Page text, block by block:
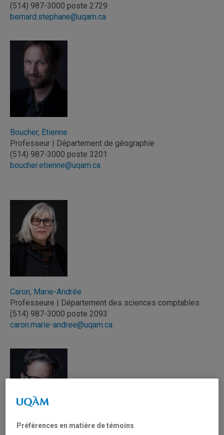
(514) 987-3000 poste 2729
bernard.stephane@uqam.ca
Boucher, Étienne
Professeur | Département de géographie
(514) 987-3000 poste 3201
boucher.etienne@uqam.ca
Caron, Marie-Andrée
Professeure | Département des sciences comptables
(514) 987-3000 poste 2093
caron.marie-andree@uqam.ca
Préférences en matière de témoins